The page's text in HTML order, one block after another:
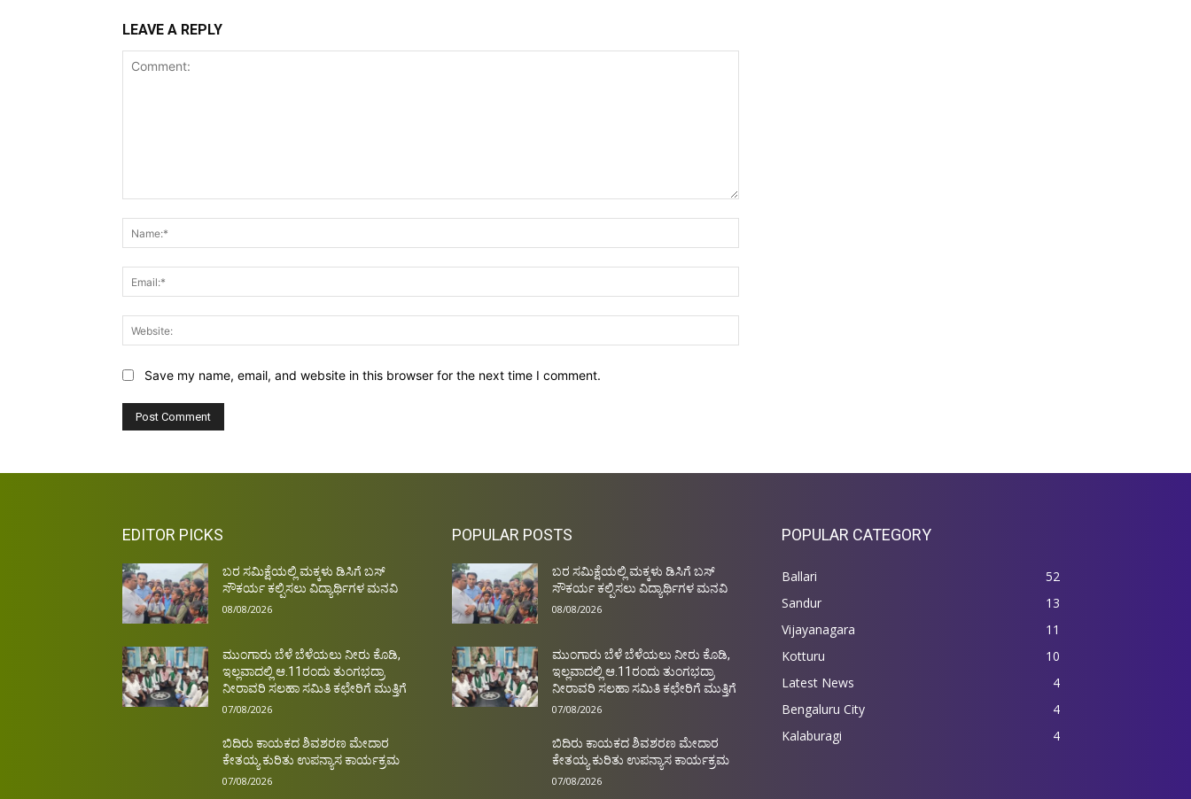
LEAVE A REPLY
Save my name, email, and website in this browser for the next time I comment.
EDITOR PICKS
ಬರ ಸಮಿಕ್ಷೆಯಲ್ಲಿ ಮಕ್ಕಳು ಡಿಸಿಗೆ ಬಸ್
ಸೌಕರ್ಯ ಕಲ್ಪಿಸಲು ವಿದ್ಯಾರ್ಥಿಗಳ ಮನವಿ
08/08/2026
ಮುಂಗಾರು ಬೆಳೆ ಬೆಳೆಯಲು ನೀರು ಕೊಡಿ,
ಇಲ್ಲವಾದಲ್ಲಿ ಆ.11ರಂದು ತುಂಗಭದ್ರಾ
ನೀರಾವರಿ ಸಲಹಾ ಸಮಿತಿ ಕಛೇರಿಗೆ ಮುತ್ತಿಗೆ
07/08/2026
ಬಿದಿರು ಕಾಯಕದ ಶಿವಶರಣ ಮೇದಾರ
ಕೇತಯ್ಯ ಕುರಿತು ಉಪನ್ಯಾಸ ಕಾರ್ಯಕ್ರಮ
07/08/2026
POPULAR POSTS
ಬರ ಸಮಿಕ್ಷೆಯಲ್ಲಿ ಮಕ್ಕಳು ಡಿಸಿಗೆ ಬಸ್
ಸೌಕರ್ಯ ಕಲ್ಪಿಸಲು ವಿದ್ಯಾರ್ಥಿಗಳ ಮನವಿ
08/08/2026
ಮುಂಗಾರು ಬೆಳೆ ಬೆಳೆಯಲು ನೀರು ಕೊಡಿ,
ಇಲ್ಲವಾದಲ್ಲಿ ಆ.11ರಂದು ತುಂಗಭದ್ರಾ
ನೀರಾವರಿ ಸಲಹಾ ಸಮಿತಿ ಕಛೇರಿಗೆ ಮುತ್ತಿಗೆ
07/08/2026
ಬಿದಿರು ಕಾಯಕದ ಶಿವಶರಣ ಮೇದಾರ
ಕೇತಯ್ಯ ಕುರಿತು ಉಪನ್ಯಾಸ ಕಾರ್ಯಕ್ರಮ
07/08/2026
POPULAR CATEGORY
Ballari
52
Sandur
13
Vijayanagara
11
Kotturu
10
Latest News
4
Bengaluru City
4
Kalaburagi
4